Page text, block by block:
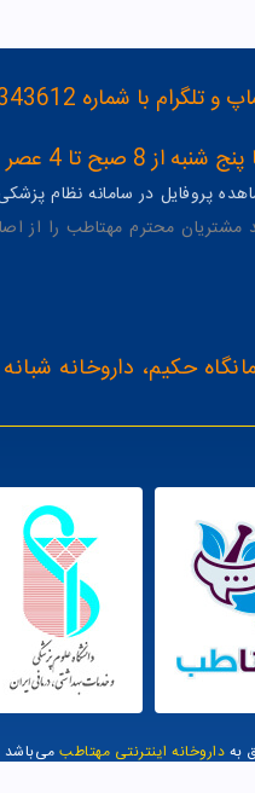
09358343612-09302007587
شماره 02165389693
پروفایل در سامانه نظام
محترم مهتاطب را از
حکیم، داروخانه
به داروخانه اینترنتی مهتاطب می‌باشد